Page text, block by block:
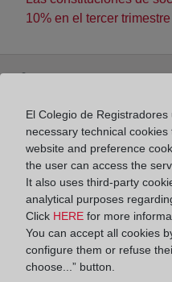
10% en el tercer
El Colegio de
necessary technical
website and preference
the user can access the
It also uses third-party
analytical purposes
Click HERE for more
You can accept all cookies
configure them or refuse
choose...” button.